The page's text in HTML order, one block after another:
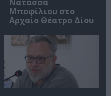
Νατάσσα
Μποφίλιου στο
Αρχαίο Θέατρο Δίου